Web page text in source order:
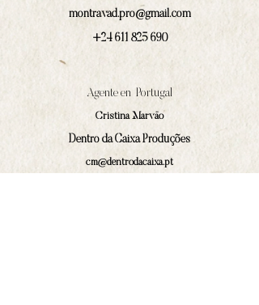
montravad.pro@gmail.com
+24 611 825 690
Agente en Portugal
Cristina Marväo
Dentro da Caixa Produções
cm@dentrodacaixa.pt